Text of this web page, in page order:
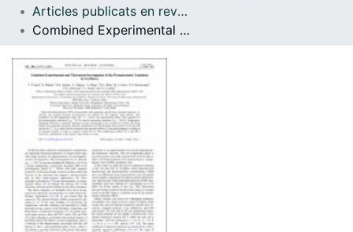
Com publicar
Contacte
Articles publicats en revistes (Física de la Matèria Condensada)
Combined Experimental and Theoretical Investigation of the Premartensitic Transition in Ni2 MnGa